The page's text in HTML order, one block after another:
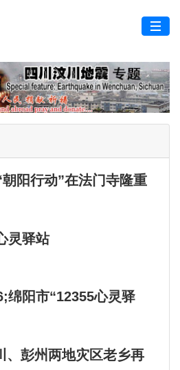
阳行动”在法门寺隆重
灵驿站
绵阳市“12355心灵驿
幕仪式
、彭州两地灾区老乡再